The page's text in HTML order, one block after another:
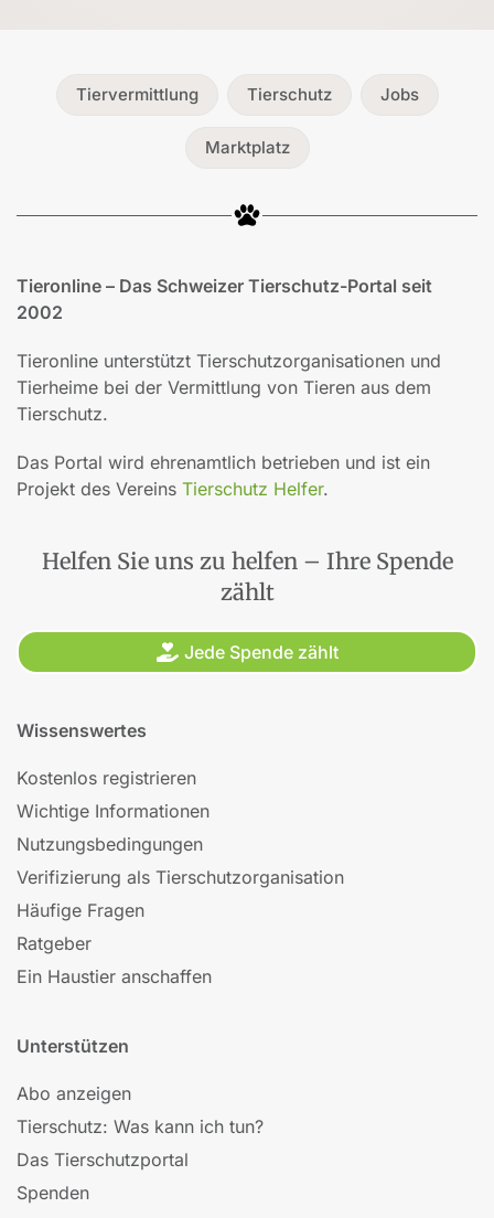
Tiervermittlung Tierschutz Jobs
Marktplatz
Tieronline – Das Schweizer Tierschutz-Portal seit
2002
Tieronline unterstützt Tierschutzorganisationen und
Tierheime bei der Vermittlung von Tieren aus dem
Tierschutz.
Das Portal wird ehrenamtlich betrieben und ist ein
Projekt des Vereins Tierschutz Helfer.
Helfen Sie uns zu helfen – Ihre Spende
zählt
Jede Spende zählt
Wissenswertes
Kostenlos registrieren
Wichtige Informationen
Nutzungsbedingungen
Verifizierung als Tierschutzorganisation
Häufige Fragen
Ratgeber
Ein Haustier anschaffen
Unterstützen
Abo anzeigen
Tierschutz: Was kann ich tun?
Das Tierschutzportal
Spenden